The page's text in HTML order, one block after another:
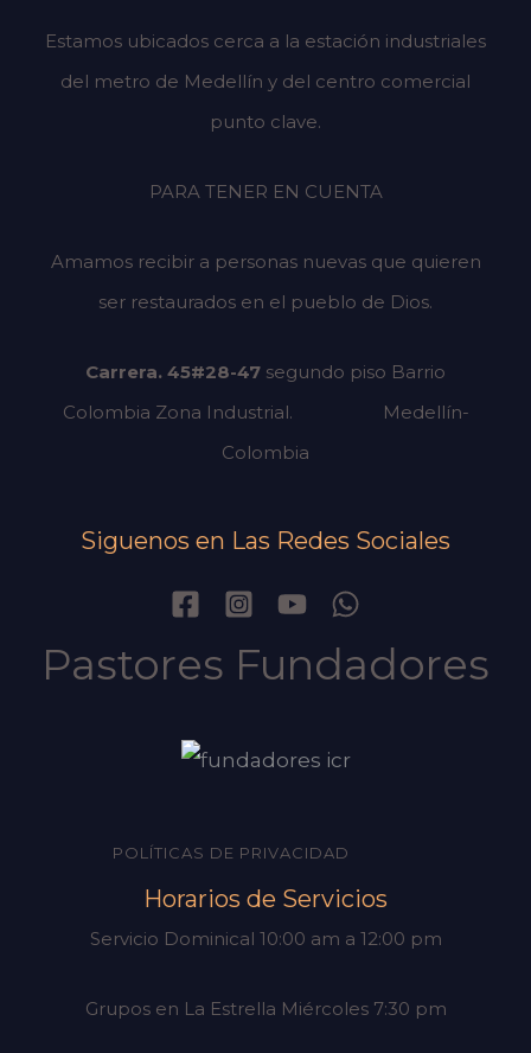
Estamos ubicados cerca a la estación industriales
del metro de Medellín y del centro comercial
punto clave.
PARA TENER EN CUENTA
Amamos recibir a personas nuevas que quieren
ser restaurados en el pueblo de Dios.
Carrera. 45#28-47 segundo piso Barrio
Colombia Zona Industrial.
Medellín-
Colombia
Siguenos en Las Redes Sociales
Pastores Fundadores
POLÍTICAS DE PRIVACIDAD
Horarios de Servicios
Servicio Dominical 10:00 am a 12:00 pm
Grupos en La Estrella Miércoles 7:30 pm